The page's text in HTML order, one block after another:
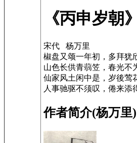
《丙申岁朝
宋代 杨万里
椒盘又颂一年初，多拜犹
山色长供青蒻笠，春光不
仙家风土闲中是，岁後莺
人事驰驱不须叹，倦来添
作者简介(杨万里)